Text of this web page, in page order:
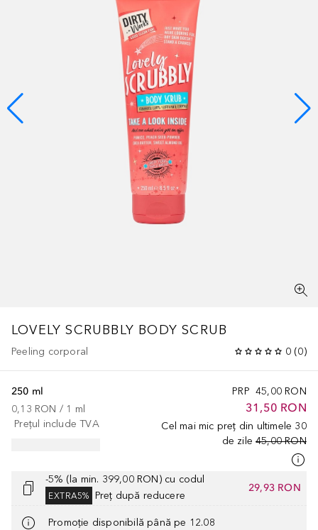
LOVELY SCRUBBLY BODY SCRUB
Peeling corporal 0 (0)
PRP 45,00 RON
31,50 RON
Cel mai mic preț din ultimele 30
de zile 45,00 RON
250 ml
0,13 RON / 1 ml
Prețul include TVA
-5% (la min. 399,00 RON) cu codul
EXTRA5% Preț după reducere
29,93 RON
Promoție disponibilă până pe 12.08